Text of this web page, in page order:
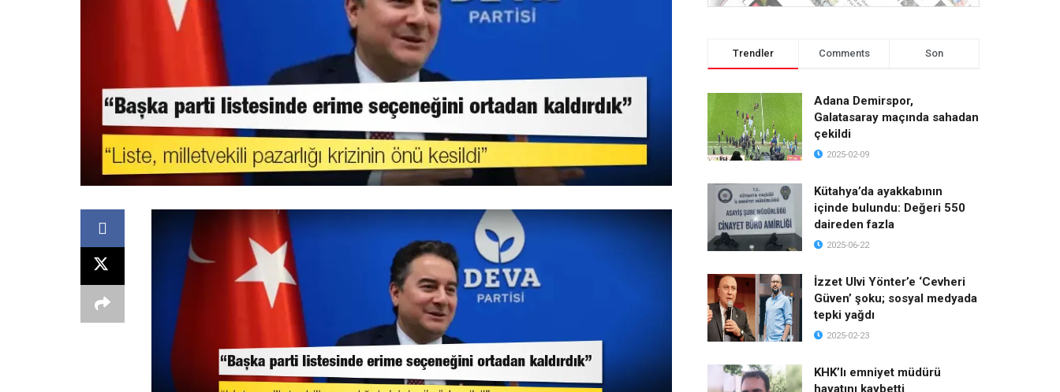
Trendler Comments Son
Adana Demirspor,
Galatasaray maçında sahadan
çekildi
2025-02-09
Kütahya’da ayakkabının
içinde bulundu: Değeri 550
daireden fazla
2025-06-22
İzzet Ulvi Yönter’e ‘Cevheri
Güven’ şoku; sosyal medyada
tepki yağdı
2025-02-23
KHK’lı emniyet müdürü
hayatını kaybetti